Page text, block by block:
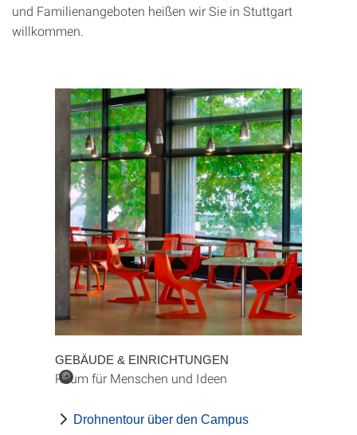
und Familienangeboten heißen wir Sie in Stuttgart
willkommen.
©
GEBÄUDE & EINRICHTUNGEN
Raum für Menschen und Ideen
Drohnentour über den Campus